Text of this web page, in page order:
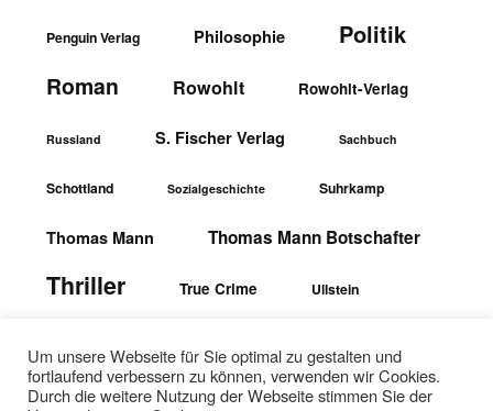
Penguin Verlag Philosophie Politik
Roman Rowohlt Rowohlt-Verlag
Russland S. Fischer Verlag Sachbuch
Schottland Sozialgeschichte Suhrkamp
Thomas Mann Thomas Mann Botschafter
Thriller True Crime Ullstein
Um unsere Webseite für Sie optimal zu gestalten und
fortlaufend verbessern zu können, verwenden wir Cookies.
Durch die weitere Nutzung der Webseite stimmen Sie der